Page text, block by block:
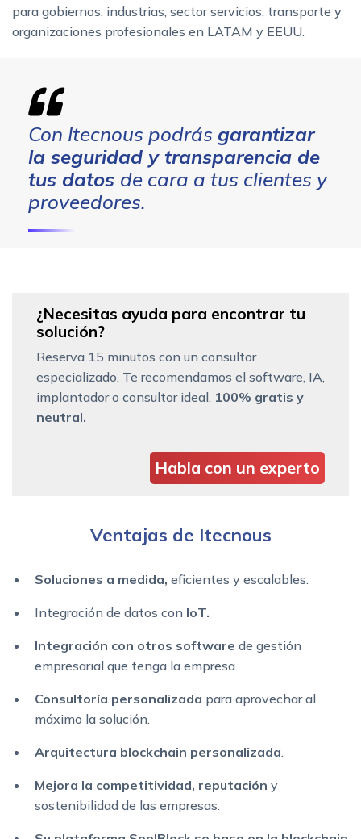
para gobiernos, industrias, sector servicios, transporte y
organizaciones profesionales en LATAM y EEUU.
Con Itecnous podrás garantizar
la seguridad y transparencia de
tus datos de cara a tus clientes y
proveedores.
¿Necesitas ayuda para encontrar tu
solución?
Reserva 15 minutos con un consultor
especializado. Te recomendamos el software, IA,
implantador o consultor ideal. 100% gratis y
neutral.
Habla con un experto
Ventajas de Itecnous
Soluciones a medida, eficientes y escalables.
Integración de datos con IoT.
Integración con otros software de gestión
empresarial que tenga la empresa.
Consultoría personalizada para aprovechar al
máximo la solución.
Arquitectura blockchain personalizada
Mejora la competitividad, reputación y
sostenibilidad de las empresas.